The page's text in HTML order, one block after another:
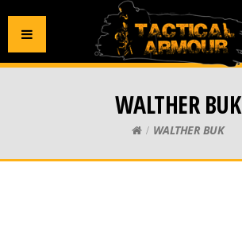
WALTHER BUK
WALTHER BUK